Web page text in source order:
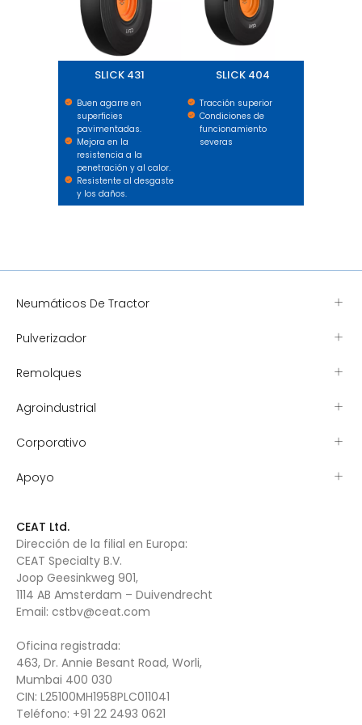
SLICK 431
Buen agarre en
superficies
pavimentadas.
Mejora en la
resistencia a la
penetración y al calor.
Resistente al desgaste
y los daños.
SLICK 404
Tracción superior
Condiciones de
funcionamiento
severas
Neumáticos De Tractor
Pulverizador
Remolques
Agroindustrial
Corporativo
Apoyo
CEAT Ltd.
Dirección de la filial en Europa:
CEAT Specialty B.V.
Joop Geesinkweg 901,
1114 AB Amsterdam – Duivendrecht
Email: cstbv@ceat.com
Oficina registrada:
463, Dr. Annie Besant Road, Worli,
Mumbai 400 030
CIN: L25100MH1958PLC011041
Teléfono: +91 22 2493 0621